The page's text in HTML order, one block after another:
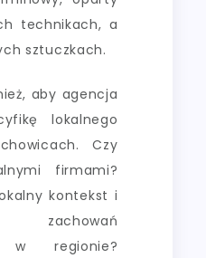
technikach, a
sztuczkach.
aby agencja
lokalnego
Czy
firmami?
kontekst i
w regionie?